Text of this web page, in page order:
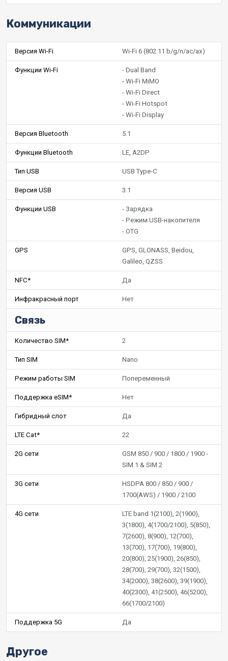
Коммуникации
Версия Wi-Fi Wi-Fi 6 (802.11 b/g/n/ac/ax)
Функции Wi-Fi
- Dual Band
- Wi-Fi MiMO
- Wi-Fi Direct
- Wi-Fi Hotspot
- Wi-Fi Display
Версия Bluetooth 5.1
Функции Bluetooth LE, A2DP
Тип USB USB Type-C
Версия USB 3.1
Функции USB
- Зарядка
- Режим USB-накопителя
- OTG
GPS
GPS, GLONASS, Beidou,
Galileo, QZSS
NFC* Да
Инфракрасный порт Нет
Связь
Количество SIM* 2
Тип SIM Nano
Режим работы SIM Попеременный
Поддержка eSIM* Нет
Гибридный слот Да
LTE Cat* 22
2G сети
GSM 850 / 900 / 1800 / 1900 -
SIM 1 & SIM 2
3G сети
HSDPA 800 / 850 / 900 /
1700(AWS) / 1900 / 2100
4G сети
LTE band 1(2100), 2(1900),
3(1800), 4(1700/2100), 5(850),
7(2600), 8(900), 12(700),
13(700), 17(700), 19(800),
20(800), 25(1900), 26(850),
28(700), 29(700), 32(1500),
34(2000), 38(2600), 39(1900),
40(2300), 41(2500), 46(5200),
66(1700/2100)
Поддержка 5G Да
Другое